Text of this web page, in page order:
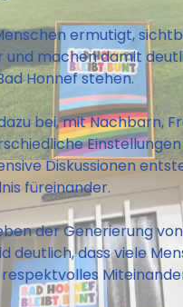
ermutigt,
machen damit
Honnef stehen.
bei, mit Nachbarn,
Diskussionen
füreinander.
der Generierung
deutlich, dass viele